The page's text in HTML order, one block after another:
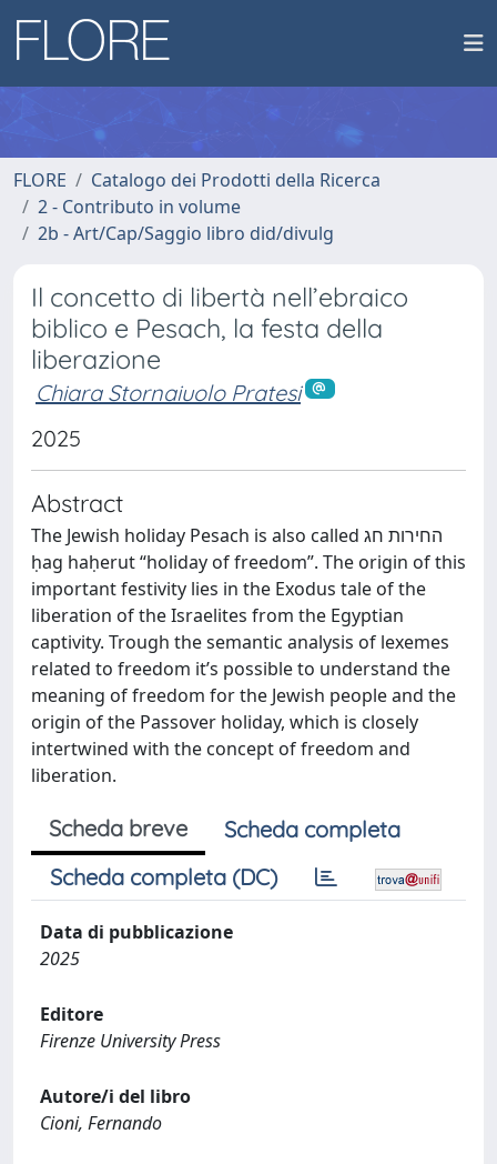
FLORE
Catalogo dei Prodotti della Ricerca
2 - Contributo in volume
2b - Art/Cap/Saggio libro did/divulg
Il concetto di libertà nell’ebraico
biblico e Pesach, la festa della
liberazione
Chiara Stornaiuolo Pratesi
2025
Abstract
The Jewish holiday Pesach is also called החירות חג
ḥag haḥerut “holiday of freedom”. The origin of this
important festivity lies in the Exodus tale of the
liberation of the Israelites from the Egyptian
captivity. Trough the semantic analysis of lexemes
related to freedom it’s possible to understand the
meaning of freedom for the Jewish people and the
origin of the Passover holiday, which is closely
intertwined with the concept of freedom and
liberation.
Scheda breve
Scheda completa
Scheda completa (DC)
Data di pubblicazione
2025
Editore
Firenze University Press
Autore/i del libro
Cioni, Fernando